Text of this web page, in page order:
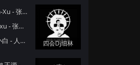
【四会Dj细林Edit】Lisa-Xu - 张三的歌(Dj赫赫 ProgHouse Mix国语女)
【四会Dj细林Edit】Isa-xu - 张三的歌(Dj奶盖 Electro Mix国语女)
【四会Dj细林Edit】白小白 - 人生路漫漫(信宜Dj小叶 ProgHouse Mix国语男)
四会Dj细林